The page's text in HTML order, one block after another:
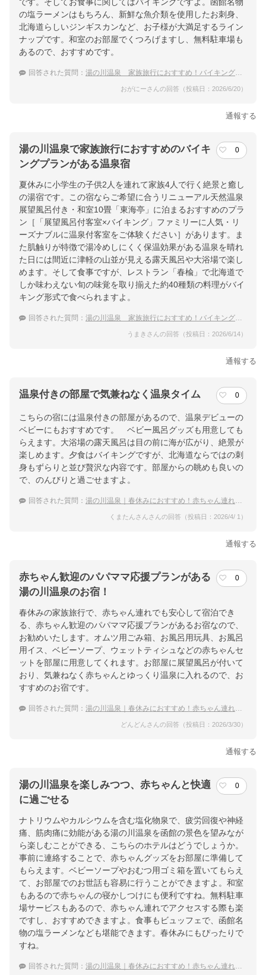
です。そしてお食事に関してはバイキングですよ。函館名物
の塩ラーメンはもちろん、新鮮な魚介類を使用したお刺身、
北海道らしいジンギスカンなど、お子様が大満足するライン
ナップです。和室のお部屋でくつろげますし、無料駐車場も
あるので、おすすめです。
回答された質問： 湯の川温泉 家族旅行におすすめ！バイキング・ビュッフェプランがある温泉宿
おがにーさんの回答（投稿日：2026/6/20）
通報する
湯の川温泉で家族旅行におすすめのバイキ
ングプランがある温泉宿
0
夏休みに小学生の子供2人を連れて家族4人で行く絶景と癒し
の湯宿です。この宿ならご希望に合うリニューアル天然温泉
展望風呂付き・和室10畳「東海亭」に泊まるおすすめのプラ
ン［「展望風呂付客室×バイキング」ファミリーに人気・リ
ーズナブルに温泉付客室をご体験ください］があります。ま
た肌触りが特徴で湯冷めしにくく保温効果がある温泉を晴れ
た日には間近に津軽の山並が見える露天風呂や大浴場で楽し
めます。そして食事ですが、レストラン「春楡」で北海道で
しか味わえない旬の味覚を取り揃えた約40種類の料理がバイ
キング形式で食べられますよ。
回答された質問： 湯の川温泉 家族旅行におすすめ！バイキング・ビュッフェプランがある温泉宿
うまきさんの回答（投稿日：2026/6/14）
通報する
温泉付きの部屋で気兼ねなく温泉タイム 0
こちらの宿には温泉付きの部屋があるので、温泉デビューの
ベビーにもおすすめです。 ベビー風呂グッズも用意しても
らえます。大浴場の露天風呂は目の前に海が広がり、絶景が
楽しめます。夕食はバイキングですが、北海道ならではの刺
身もずらりと並び贅沢な内容です。部屋からの眺めも良いの
で、のんびりと過ごせますよ。
回答された質問： 湯の川温泉｜春休みにおすすめ！赤ちゃん連れでも泊まりやすい宿は？
くまたんさんさんの回答（投稿日：2026/4/ 1）
通報する
赤ちゃん歓迎のパパママ応援プランがある
湯の川温泉のお宿！
0
春休みの家族旅行で、赤ちゃん連れでも安心して宿泊でき
る、赤ちゃん歓迎のパパママ応援プランがあるお宿なので、
お勧めいたします。オムツ用ごみ箱、お風呂用玩具、お風呂
用イス、ベビーソープ、ウェットティシュなどの赤ちゃんセ
ットを部屋に用意してくれます。お部屋に展望風呂が付いて
おり、気兼ねなく赤ちゃんとゆっくり温泉に入れるので、お
すすめのお宿です。
回答された質問： 湯の川温泉｜春休みにおすすめ！赤ちゃん連れでも泊まりやすい宿は？
どんどんさんの回答（投稿日：2026/3/30）
通報する
湯の川温泉を楽しみつつ、赤ちゃんと快適
に過ごせる
0
ナトリウムやカルシウムを含む塩化物泉で、疲労回復や神経
痛、筋肉痛に効能がある湯の川温泉を函館の景色を望みなが
ら楽しむことができる、こちらのホテルはどうでしょうか。
事前に連絡することで、赤ちゃんグッズをお部屋に準備して
もらえます。ベビーソープやおむつ用ゴミ箱を置いてもらえ
て、お部屋でのお世話も容易に行うことができますよ。和室
もあるので赤ちゃんの寝かしつけにも便利ですね。無料駐車
場サービスもあるので、赤ちゃん連れでアクセスする際も楽
ですし、おすすめできますよ。食事もビュッフェで、函館名
物の塩ラーメンなども堪能できます。春休みにもぴったりで
すね。
回答された質問： 湯の川温泉｜春休みにおすすめ！赤ちゃん連れでも泊まりやすい宿は？